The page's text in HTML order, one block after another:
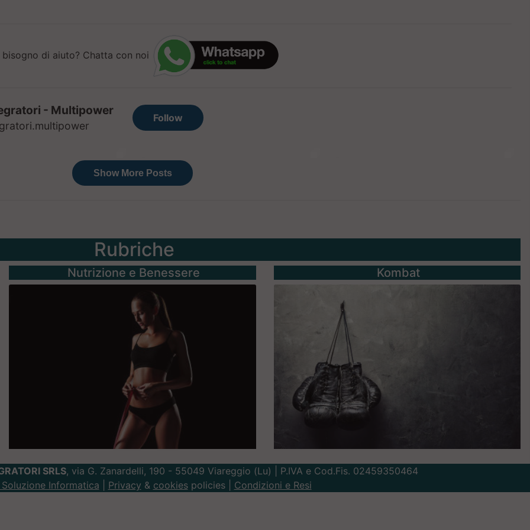
bisogno di aiuto? Chatta con noi
Rubriche
Nutrizione e Benessere Kombat
SRLS, via G. Zanardelli, 190 - 55049 Viareggio (Lu) | P.IVA e Cod.Fis. 02459350464
Informatica
Privacy & cookiespolicies | Condizioni e Resi